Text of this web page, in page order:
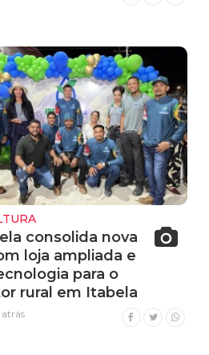
consolida nova
loja ampliada e
para o
rural em Itabela
atrás